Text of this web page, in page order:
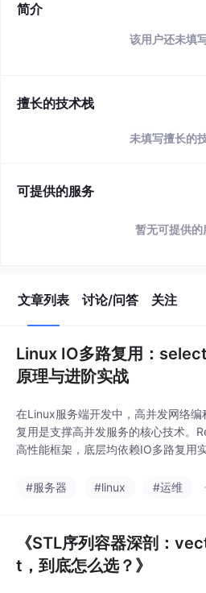
简介
该用户还未填
擅长的技术栈
未填写擅长的
可提供的服务
暂无可提供的
文章列表 讨论/问答 关注
Linux IO多路复用：
原理与进阶实战
在Linux服务端开发中，高并发网络
复用是支撑高并发服务的核心技术。
高性能框架，底层均依赖IO多路复用
劣、代码实现及选型逻辑，彻底搞懂
#服务器 #linux #运维
《STL序列容器深剖：
t，到底怎么选？》